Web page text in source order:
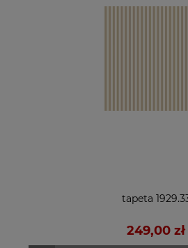
tapeta
249,00 zł